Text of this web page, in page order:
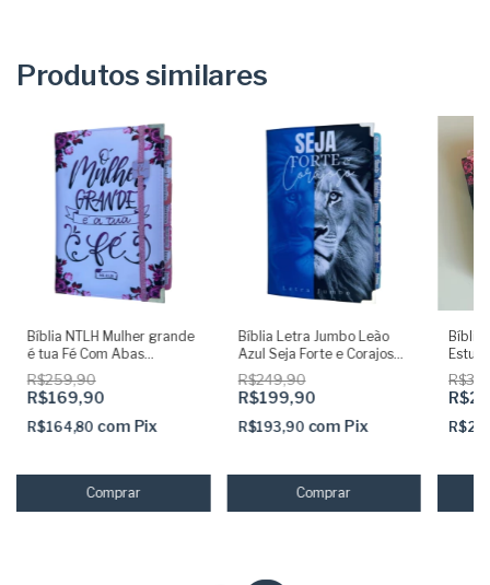
Produtos similares
Bíblia NTLH Mulher grande
é tua Fé Com Abas
Adesivas Capa dura
acolchoada + elastico rosa
R$259,90
R$169,90
R$164,80 com Pix
Bíblia Letra Jumbo Leão
Azul Seja Forte e Corajoso
com Abas Adesivas Capa
dura Acolchoada e Harpa
R$249,90
R$199,90
R$193,90 com Pix
Bíblia
Preta